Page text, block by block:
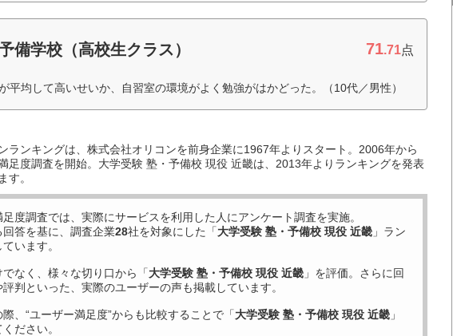
備学校（高校生クラス） 71.71点
平均して高いせいか、自習室の環境がよく勉強がはかどった。（10代／男性）
ランキングは、株式会社オリコンを前身企業に1967年よりスタート。2006年から
足度調査を開始。大学受験 塾・予備校 現役 近畿は、2013年よりランキングを発表
す。
度調査では、実際にサービスを利用した 人にアンケート調査を実施。
答を基に、調査企業28社を対象にした「大学受験 塾・予備校 現役 近畿 」ラン
います。
なく、様々な切り口から「大学受験 塾・予備校 現役 近畿 」を評価。さらに回
判といった、実際のユーザーの声も掲載しています。
、“ユーザー満足度”からも比較することで「大学受験 塾・予備校 現役 近畿 」
ださい。